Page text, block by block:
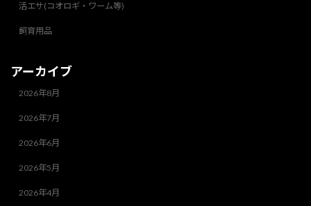
活エサ(コオロギ・ワーム等)
飼育用品
アーカイブ
2026年8月
2026年7月
2026年6月
2026年5月
2026年4月